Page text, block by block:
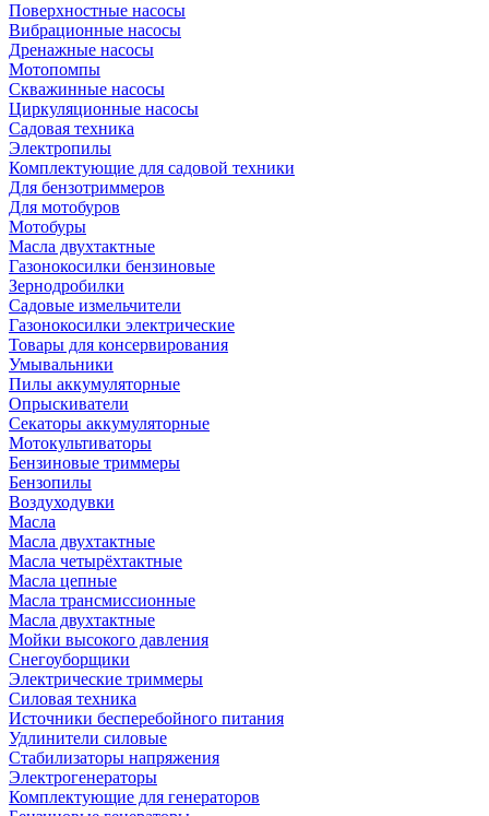
Поверхностные насосы
Вибрационные насосы
Дренажные насосы
Мотопомпы
Скважинные насосы
Циркуляционные насосы
Садовая техника
Электропилы
Комплектующие для садовой техники
Для бензотриммеров
Для мотобуров
Мотобуры
Масла двухтактные
Газонокосилки бензиновые
Зернодробилки
Садовые измельчители
Газонокосилки электрические
Товары для консервирования
Умывальники
Пилы аккумуляторные
Опрыскиватели
Секаторы аккумуляторные
Мотокультиваторы
Бензиновые триммеры
Бензопилы
Воздуходувки
Масла
Масла двухтактные
Масла четырёхтактные
Масла цепные
Масла трансмиссионные
Масла двухтактные
Мойки высокого давления
Снегоуборщики
Электрические триммеры
Силовая техника
Источники бесперебойного питания
Удлинители силовые
Стабилизаторы напряжения
Электрогенераторы
Комплектующие для генераторов